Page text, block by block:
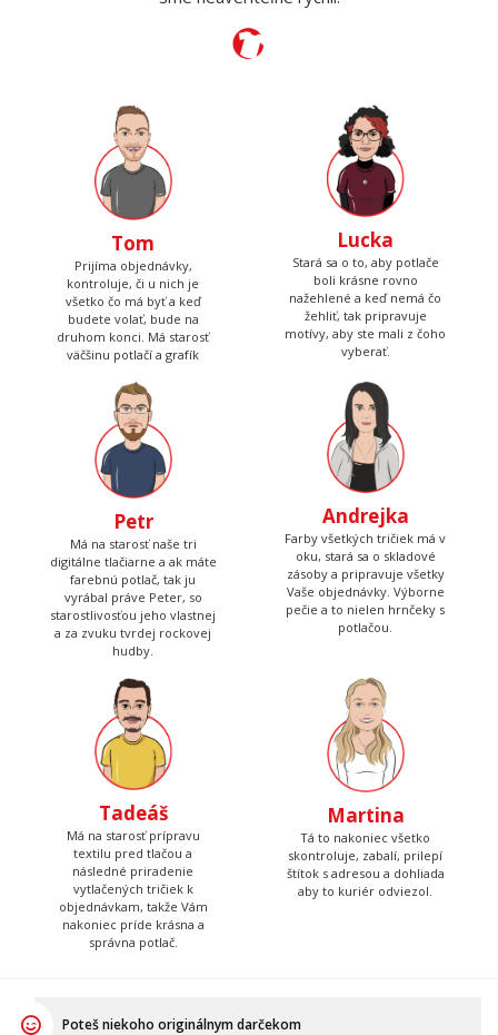
Tom
Prijíma objednávky,
kontroluje, či u nich je
všetko čo má byť a keď
budete volať, bude na
druhom konci. Má starosť
väčšinu potlačí a grafík
Lucka
Stará sa o to, aby potlače
boli krásne rovno
nažehlené a keď nemá čo
žehliť, tak pripravuje
motívy, aby ste mali z čoho
vyberať.
Petr
Má na starosť naše tri
digitálne tlačiarne a ak máte
farebnú potlač, tak ju
vyrábal práve Peter, so
starostlivosťou jeho vlastnej
a za zvuku tvrdej rockovej
hudby.
Andrejka
Farby všetkých tričiek má v
oku, stará sa o skladové
zásoby a pripravuje všetky
Vaše objednávky. Výborne
pečie a to nielen hrnčeky s
potlačou.
Tadeáš
Má na starosť prípravu
textilu pred tlačou a
následné priradenie
vytlačených tričiek k
objednávkam, takže Vám
nakoniec príde krásna a
správna potlač.
Martina
Tá to nakoniec všetko
skontroluje, zabalí, prilepí
štítok s adresou a dohliada
aby to kuriér odviezol.
Poteš niekoho originálnym darčekom